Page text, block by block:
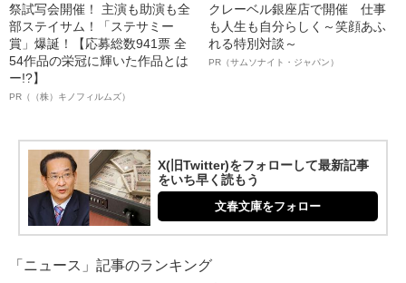
祭試写会開催！ 主演も助演も全
部ステイサム！「ステサミー
賞」爆誕！【応募総数941票 全
54作品の栄冠に輝いた作品とは
ー!?】
PR（（株）キノフィルムズ）
クレーベル銀座店で開催 仕事
も人生も自分らしく～笑顔あふ
れる特別対談～
PR（サムソナイト・ジャパン）
X(旧Twitter)をフォローして最新記事
をいち早く読もう
文春文庫をフォロー
「ニュース」記事のランキング